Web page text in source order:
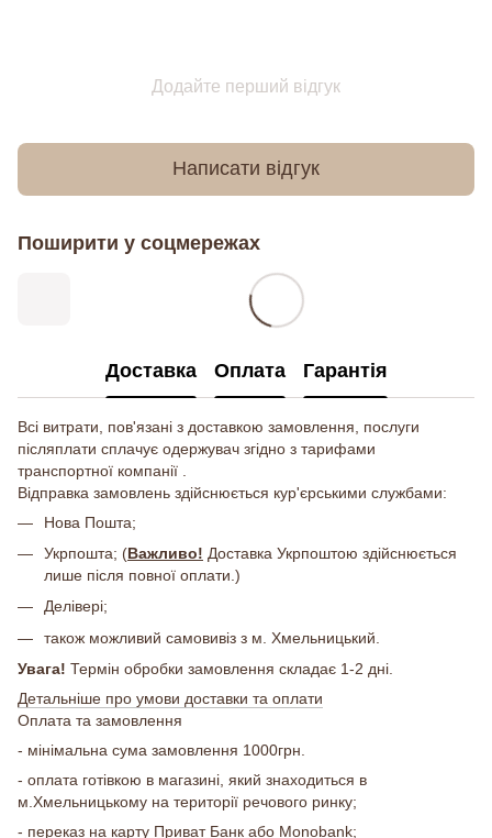
Додайте перший відгук
Написати відгук
Поширити у соцмережах
Доставка Оплата Гарантія
Всі витрати, пов'язані з доставкою замовлення, послуги
післяплати сплачує одержувач згідно з тарифами
транспортної компанії .
Відправка замовлень здійснюється кур'єрськими службами:
Нова Пошта;
Укрпошта; (Важливо! Доставка Укрпоштою здійснюється
лише після повної оплати.)
Делівері;
також можливий самовивіз з м. Хмельницький.
Увага! Термін обробки замовлення складає 1-2 дні.
Детальніше про умови доставки та оплати
Оплата та замовлення
- мінімальна сума замовлення 1000грн.
- оплата готівкою в магазині, який знаходиться в
м.Хмельницькому на території речового ринку;
- переказ на карту Приват Банк або Monobank;